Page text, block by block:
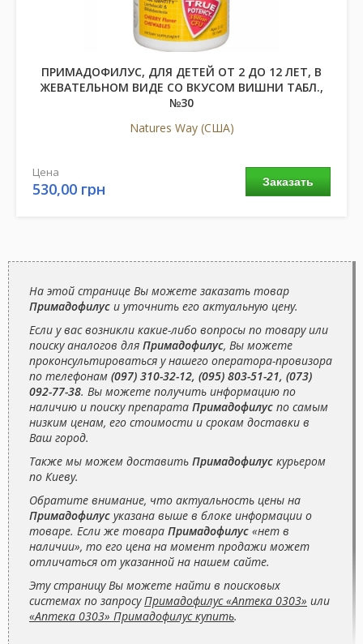
ПРИМАДОФИЛУС, ДЛЯ ДЕТЕЙ ОТ 2 ДО 12 ЛЕТ, В
ЖЕВАТЕЛЬНОМ ВИДЕ СО ВКУСОМ ВИШНИ ТАБЛ.,
№30
Natures Way (США)
Заказать
Цена
530,00 грн
На этой странице Вы можете заказать товар
Примадофилус и уточнить его актуальную цену.
Если у вас возникли какие-либо вопросы по товару или
поиску аналогов для Примадофилус, Вы можете
проконсультироваться у нашего оператора-провизора
по телефонам (097) 310-32-12, (095) 803-51-21, (073)
092-77-38. Вы можете получить информацию по
наличию и поиску препарата Примадофилус по самым
низким ценам, его стоимости и срокам доставки в
Ваш город.
Также мы можем доставить Примадофилус курьером
по Киеву.
Обратите внимание, что актуальность цены на
Примадофилус указана выше в блоке информации о
товаре. Если же товара Примадофилус «нет в
наличии», то его цена на момент продажи может
отличаться от указанной на нашем сайте.
Эту страницу Вы можете найти в поисковых
системах по запросуПримадофилус «Аптека 0303» или
«Аптека 0303» Примадофилус купить.